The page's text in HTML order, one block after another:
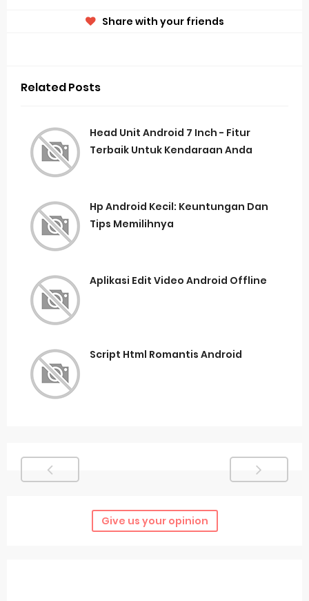
Share with your friends
Related Posts
Head Unit Android 7 Inch - Fitur
Terbaik Untuk Kendaraan Anda
Hp Android Kecil: Keuntungan Dan
Tips Memilihnya
Aplikasi Edit Video Android Offline
Script Html Romantis Android
Give us your opinion